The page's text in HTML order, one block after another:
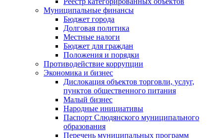
Муниципальные финансы
Бюджет города
Долговая политика
Местные налоги
Бюджет для граждан
Положения и порядки
Противодействие коррупции
Экономика и бизнес
Дислокация объектов торговли, услуг,
пунктов общественного питания
Малый бизнес
Народные инициативы
Паспорт Слюдянского муниципального
образования
Перечень муниципальных программ